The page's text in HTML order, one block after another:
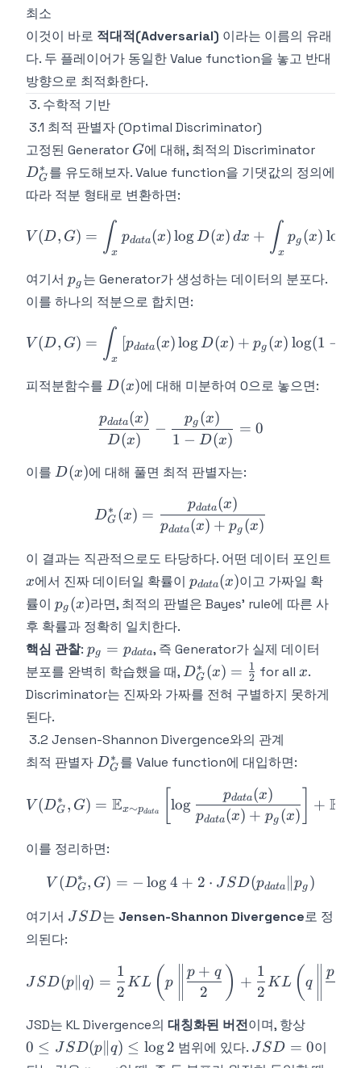
\infty
최소
이것이 바로 적대적(Adversarial) 이라는 이름의 유래
다. 두 플레이어가 동일한 Value function을 놓고 반대
방향으로 최적화한다.
3. 수학적 기반
3.1 최적 판별자 (Optimal Discriminator)
고정된 Generator G
G에 대해, 최적의 Discriminator
DG
∗ 를 유도해보자. Value function을 기댓값의 정의에
따라 적분 형태로 변환하면:
V(D, G) = \int_x
V (D, G) = ∫x
pdata(x)logD(x) dx + ∫x
pg (x) lo
여기서 p_g
pg 는 Generator가 생성하는 데이터의 분포다.
이를 하나의 적분으로 합치면:
V(D, G) = \int_x \left[
V (D, G) = ∫x
[pdata(x)logD(x) + pg (x) log(1 −
피적분함수를 D(x)
D(x)에 대해 미분하여 0으로 놓으면:
D(x)
pdata(x)
−
1 − D(x)
pg (x)
= 0
이를 D(x)
D(x)에 대해 풀면 최적 판별자는:
D^*_G(x) =
DG
∗ (x) =
pdata(x) + pg (x)
pdata(x)
이 결과는 직관적으로도 타당하다. 어떤 데이터 포인트
x에서 진짜 데이터일 확률이 p_{data}
(x)
pdata(x)이고 가짜일 확
률이 p_g(x)
pg (x)라면, 최적의 판별은 Bayes' rule에 따른 사
후 확률과 정확히 일치한다.
핵심 관찰: p_g =
p_{data}
pg = pdata, 즉 Generator가 실제 데이터
분포를 완벽히 학습했을 때, D^*_G(x)
=
\frac{1}
DG
∗ (x) = 2
1 for all x
x.
Discriminator는 진짜와 가짜를 전혀 구별하지 못하게
된다.
3.2 Jensen-Shannon Divergence와의 관계
최적 판별자 D^*_G
DG
∗ 를 Value function에 대입하면:
V(D^*_G, G) =
V (DG
∗ , G) = Ex∼pdata [log
pdata(x) + pg (x)
pdata(x)
+ E
이를 정리하면:
V(D^*_G, G) = -\log 4 +
V (DG
∗ , G) = − log4 + 2 ⋅ JSD(pdata ∥pg )
여기서 JSD
JSD는 Jensen-Shannon Divergence로 정
의된다:
JSD(p \| q) =
JSD(p∥ q) =
2
1
KL (p
2
p + q ) +
2
1
KL (q
p
JSD는 KL Divergence의 대칭화된 버전이며, 항상
JSD(p
\| q)
0 ≤ JSD(p ∥q) ≤ log2 범위에 있다. JSD
= 0
JSD = 0이